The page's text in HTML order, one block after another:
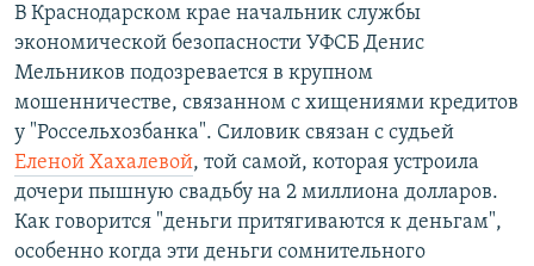
В Краснодарском крае начальник службы
экономической безопасности УФСБ Денис
Мельников подозревается в крупном
мошенничестве, связанном с хищениями кредитов
у "Россельхозбанка". Силовик связан с судьей
Еленой Хахалевой, той самой, которая устроила
дочери пышную свадьбу на 2 миллиона долларов.
Как говорится "деньги притягиваются к деньгам",
особенно когда эти деньги сомнительного